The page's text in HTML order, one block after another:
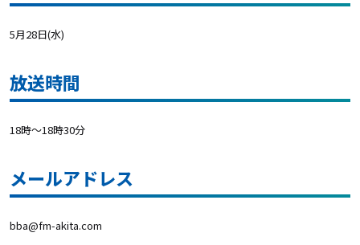
5月28日(水)
放送時間
18時～18時30分
メールアドレス
bba@fm-akita.com